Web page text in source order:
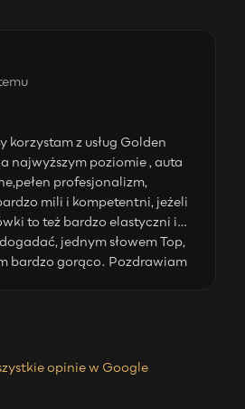
korzystam z usług Golden
poziomie , auta
profesjonalizm,
mili i kompetentni, jeżeli
to też bardzo elastyczni i
jednym słowem Top,
bardzo gorąco. Pozdrawiam
opinie w Google